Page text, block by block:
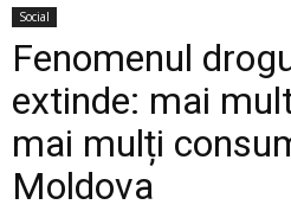
Social
Fenomenul
extinde: mai
mai mulți
Moldova